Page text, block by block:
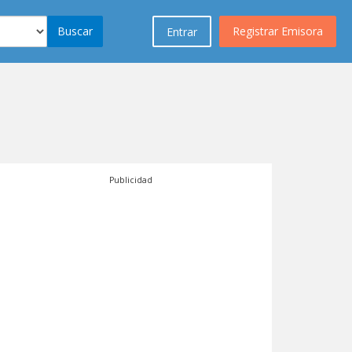
Registrar Emisora
Entrar
Buscar
Publicidad